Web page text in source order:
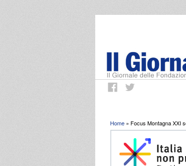
Tu sei qui
Home » Focus Montagna XXI